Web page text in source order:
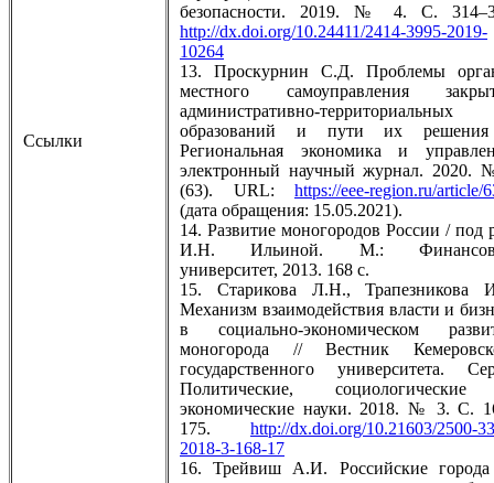
Ссылки
безопасности. 2019. № 4. C.
http://dx.doi.org/10.24411/2414-3995-2019-
10264
13. Проскурнин С.Д. Проблемы
местного самоуправления
административно-территориальных
образований и пути их
Региональная экономика и
электронный научный журнал. 2020.
(63). URL: https://eee-region.ru/article/
(дата обращения: 15.05.2021).
14. Развитие моногородов России / под
И.Н. Ильиной. М.:
университет, 2013. 168 с.
15. Старикова Л.Н., Трапезникова
Механизм взаимодействия власти и
в социально-экономическом
моногорода // Вестник
государственного университета.
Политические,
экономические науки. 2018. № 3. С.
175. http://dx.doi.org/10.21603/2500-
2018-3-168-17
16. Трейвиш А.И. Российские